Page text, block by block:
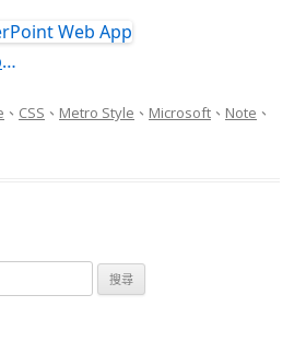
完美Metro Style Apps 進化論
、 CSS 、 Metro Style 、 Microsoft 、 Note 、